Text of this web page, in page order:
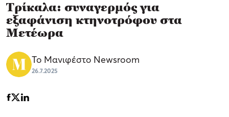
Τρίκαλα: συναγερμός για
εξαφάνιση κτηνοτρόφου στα
Μετέωρα
Το Μανιφέστο Newsroom
26.7.2025